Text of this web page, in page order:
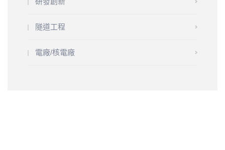
隧道工程
電廠/核電廠